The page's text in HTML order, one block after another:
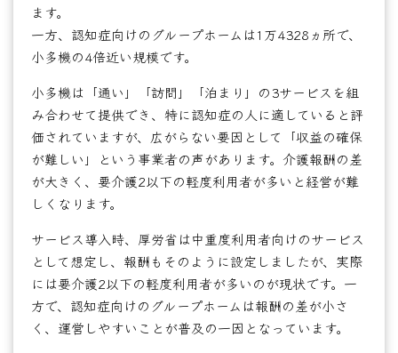
ます。
一方、認知症向けのグループホームは1万4328ヵ所で、
小多機の4倍近い規模です。
小多機は「通い」「訪問」「泊まり」の3サービスを組
み合わせて提供でき、特に認知症の人に適していると評
価されていますが、広がらない要因として「収益の確保
が難しい」という事業者の声があります。介護報酬の差
が大きく、要介護2以下の軽度利用者が多いと経営が難
しくなります。
サービス導入時、厚労省は中重度利用者向けのサービス
として想定し、報酬もそのように設定しましたが、実際
には要介護2以下の軽度利用者が多いのが現状です。一
方で、認知症向けのグループホームは報酬の差が小さ
く、運営しやすいことが普及の一因となっています。